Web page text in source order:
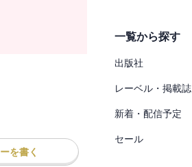
を書く
一覧から探す
出版社
レーベル・掲載誌
新着・配信予定
セール